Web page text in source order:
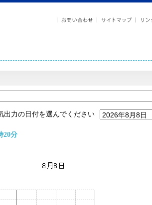
出力の日付を選んでください
20分